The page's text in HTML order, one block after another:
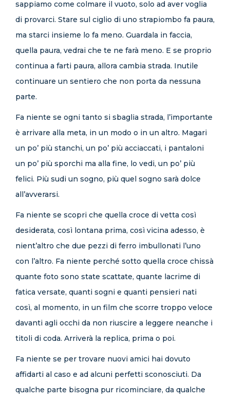
sappiamo come colmare il vuoto, solo ad aver voglia
di provarci. Stare sul ciglio di uno strapiombo fa paura,
ma starci insieme lo fa meno. Guardala in faccia,
quella paura, vedrai che te ne farà meno. E se proprio
continua a farti paura, allora cambia strada. Inutile
continuare un sentiero che non porta da nessuna
parte.
Fa niente se ogni tanto si sbaglia strada, l’importante
è arrivare alla meta, in un modo o in un altro. Magari
un po’ più stanchi, un po’ più acciaccati, i pantaloni
un po’ più sporchi ma alla fine, lo vedi, un po’ più
felici. Più sudi un sogno, più quel sogno sarà dolce
all’avverarsi.
Fa niente se scopri che quella croce di vetta così
desiderata, così lontana prima, così vicina adesso, è
nient’altro che due pezzi di ferro imbullonati l’uno
con l’altro. Fa niente perché sotto quella croce chissà
quante foto sono state scattate, quante lacrime di
fatica versate, quanti sogni e quanti pensieri nati
così, al momento, in un film che scorre troppo veloce
davanti agli occhi da non riuscire a leggere neanche i
titoli di coda. Arriverà la replica, prima o poi.
Fa niente se per trovare nuovi amici hai dovuto
affidarti al caso e ad alcuni perfetti sconosciuti. Da
qualche parte bisogna pur ricominciare, da qualche